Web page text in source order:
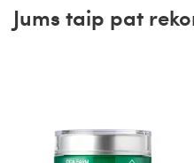
Jums taip pat